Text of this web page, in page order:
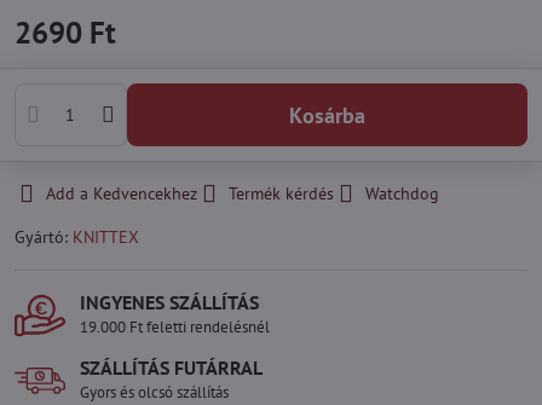
2690 Ft
Kosárba
Add a Kedvencekhez Termék kérdés
Watchdog
Gyártó: KNITTEX
INGYENES SZÁLLÍTÁS
19.000 Ft feletti rendelésnél
SZÁLLÍTÁS FUTÁRRAL
Gyors és olcsó szállítás